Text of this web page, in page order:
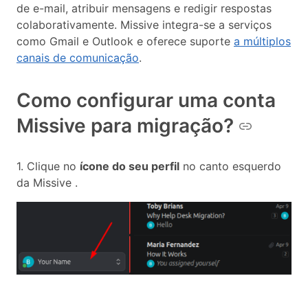
de e-mail, atribuir mensagens e redigir respostas
colaborativamente. Missive integra-se a serviços
como Gmail e Outlook e oferece suporte a múltiplos
canais de comunicação.
Como configurar uma conta
Missive para migração?
1. Clique no ícone do seu perfil no canto esquerdo
da Missive .